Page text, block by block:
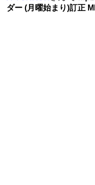
ダー (月曜始まり)訂正